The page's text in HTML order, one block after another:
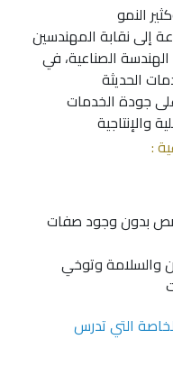
النمو
إلى نقابة المهندسين
الصناعية، في
الحديثة
جودة الخدمات
والإنتاجية
:
بدون وجود صفات
والسلامة وتوخي
التي تدرس